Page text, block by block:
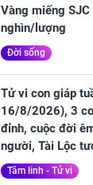
Vàng miếng
nghìn/lượng
Đời sống
Tử vi con giáp
16/8/2026), 3
đỉnh, cuộc đời
người, Tài Lộc
Tâm linh - Tử vi